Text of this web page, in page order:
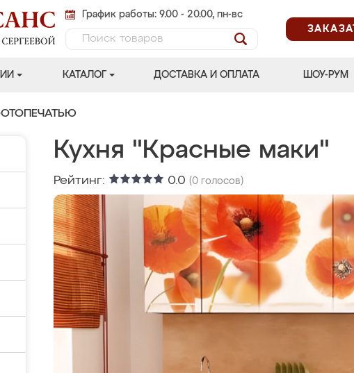
График работы: 9.00 - 20.00, пн-вс
КАТАЛОГ ДОСТАВКА И ОПЛАТА ШОУ-РУМ
Кухня "Красные маки"
Рейтинг: 0.0 (0 голосов)